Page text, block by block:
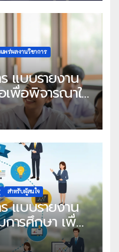
แพร่ผลงานวิชาการ
แบบรายงาน
เพื่อพิจารณาใน
ประจำปี 2568
สำหรับผู้สนใจ
แบบรายงาน
ารศึกษา เพื่อ
เลิศ